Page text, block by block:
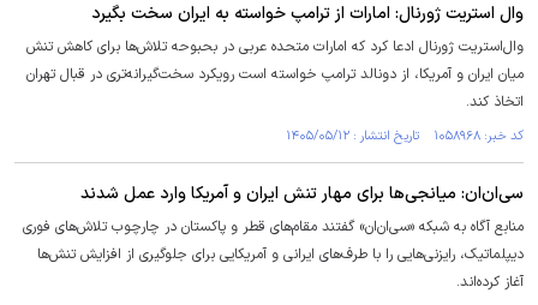
وال استریت ژورنال: امارات از ترامپ خواسته به ایران سخت بگیرد
وال‌استریت ژورنال ادعا کرد که امارات متحده عربی در بحبوحه تلاش‌ها برای کاهش تنش
میان ایران و آمریکا، از دونالد ترامپ خواسته است رویکرد سخت‌گیرانه‌تری در قبال تهران
اتخاذ کند.
کد خبر: ۱۰۵۸۹۶۸ تاریخ انتشار : ۱۴۰۵/۰۵/۱۲
سی‌ان‌ان: میانجی‌ها برای مهار تنش ایران و آمریکا وارد عمل شدند
منابع آگاه به شبکه «سی‌ان‌ان» گفتند مقام‌های قطر و پاکستان در چارچوب تلاش‌های فوری
دیپلماتیک، رایزنی‌هایی را با طرف‌های ایرانی و آمریکایی برای جلوگیری از افزایش تنش‌ها
آغاز کرده‌اند.